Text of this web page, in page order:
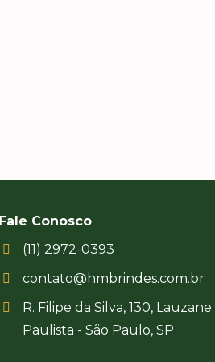
Fale Conosco
(11) 2972-0393
contato@hmbrindes.com.br
R. Filipe da Silva, 130, Lauzane
Paulista - São Paulo, SP